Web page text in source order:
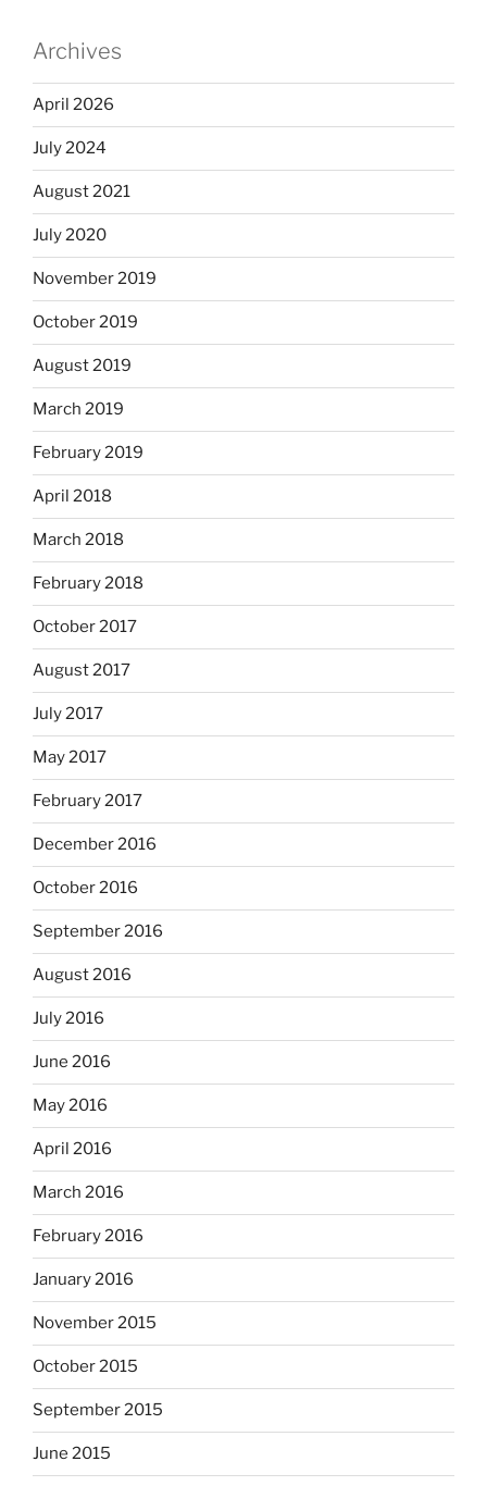
Archives
April 2026
July 2024
August 2021
July 2020
November 2019
October 2019
August 2019
March 2019
February 2019
April 2018
March 2018
February 2018
October 2017
August 2017
July 2017
May 2017
February 2017
December 2016
October 2016
September 2016
August 2016
July 2016
June 2016
May 2016
April 2016
March 2016
February 2016
January 2016
November 2015
October 2015
September 2015
June 2015